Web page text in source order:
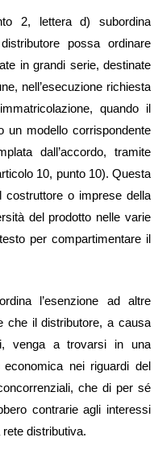
2, lettera d) subordina
possa ordinare
in grandi serie, destinate
nell’esecuzione richiesta
quando il
un modello corrispondente
dall’accordo, tramite
10, punto 10). Questa
costruttore o imprese della
del prodotto nelle varie
per compartimentare il
l’esenzione ad altre
che il distributore, a causa
venga a trovarsi in una
nei riguardi del
che di per sé
contrarie agli interessi
distributiva.